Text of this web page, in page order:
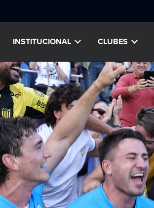
INSTITUCIONAL CLUBES